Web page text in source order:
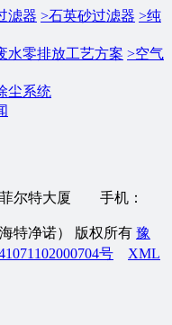
滤器 >石英砂过滤器 >纯
水零排放工艺方案 >空气
尘系统
菲尔特大厦 手机：
特净诺） 版权所有 豫
号
XML